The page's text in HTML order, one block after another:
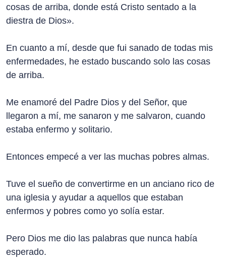
cosas de arriba, donde está Cristo sentado a la
diestra de Dios».
En cuanto a mí, desde que fui sanado de todas mis
enfermedades, he estado buscando solo las cosas
de arriba.
Me enamoré del Padre Dios y del Señor, que
llegaron a mí, me sanaron y me salvaron, cuando
estaba enfermo y solitario.
Entonces empecé a ver las muchas pobres almas.
Tuve el sueño de convertirme en un anciano rico de
una iglesia y ayudar a aquellos que estaban
enfermos y pobres como yo solía estar.
Pero Dios me dio las palabras que nunca había
esperado.